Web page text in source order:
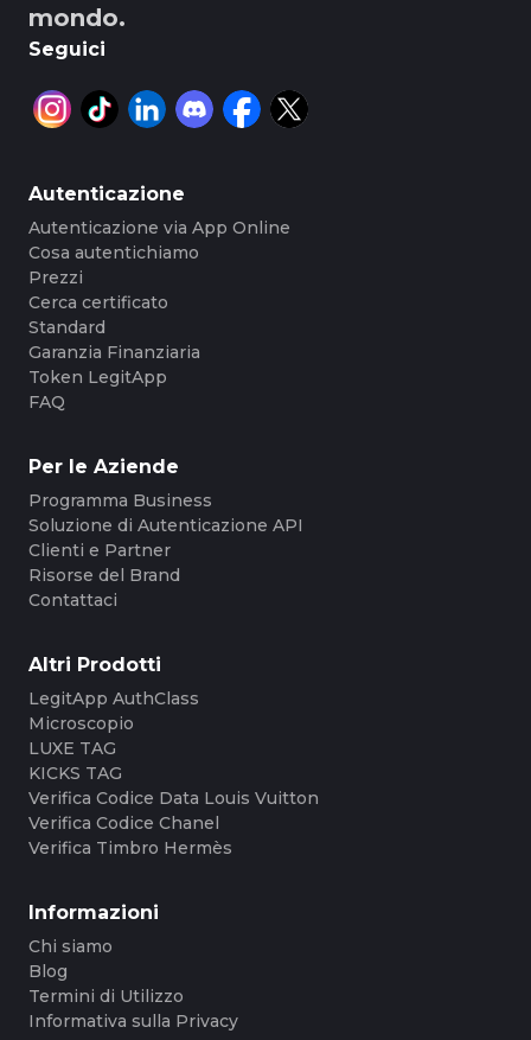
mondo.
Seguici
Autenticazione
Autenticazione via App Online
Cosa autentichiamo
Prezzi
Cerca certificato
Standard
Garanzia Finanziaria
Token LegitApp
FAQ
Per le Aziende
Programma Business
Soluzione di Autenticazione API
Clienti e Partner
Risorse del Brand
Contattaci
Altri Prodotti
LegitApp AuthClass
Microscopio
LUXE TAG
KICKS TAG
Verifica Codice Data Louis Vuitton
Verifica Codice Chanel
Verifica Timbro Hermès
Informazioni
Chi siamo
Blog
Termini di Utilizzo
Informativa sulla Privacy